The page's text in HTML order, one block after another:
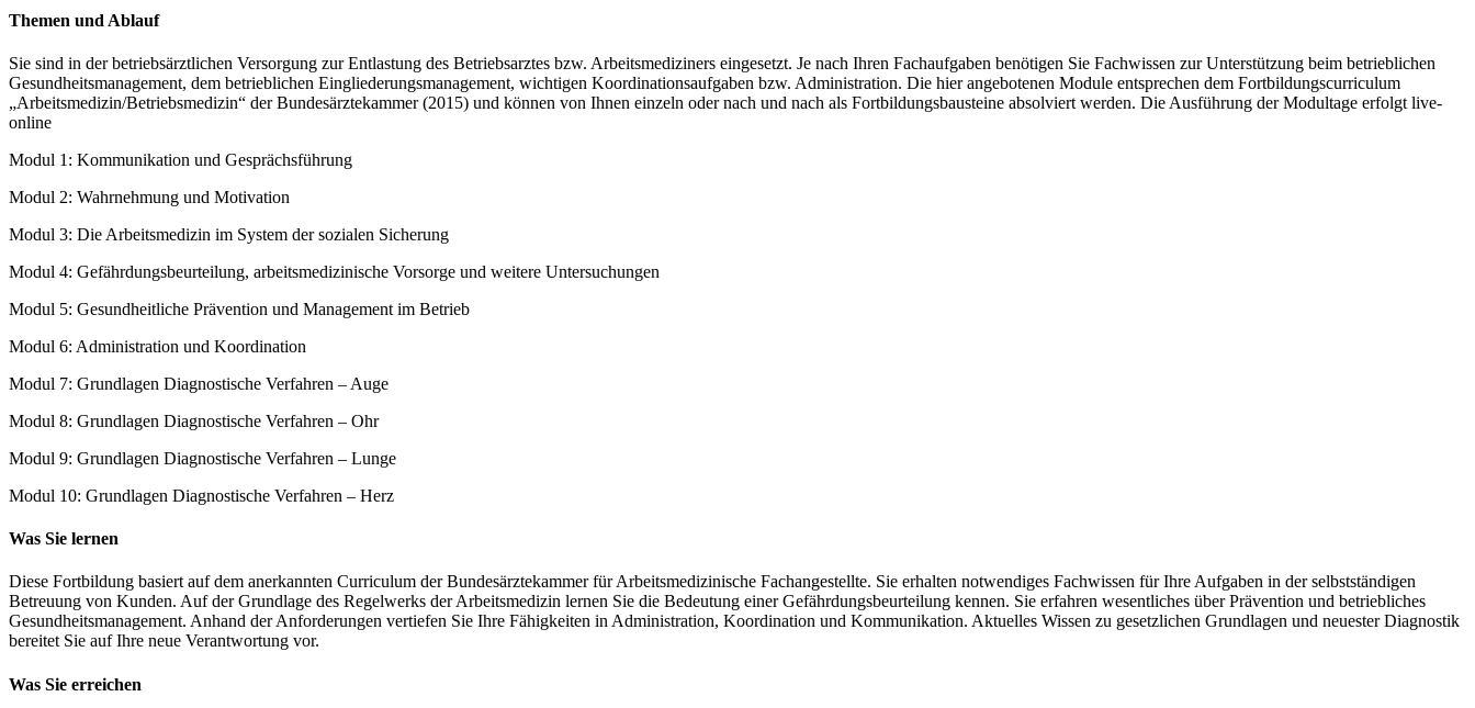
Themen und Ablauf
Sie sind in der betriebsärztlichen Versorgung zur Entlastung des Betriebsarztes bzw. Arbeitsmediziners eingesetzt. Je nach Ihren Fachaufgaben benötigen Sie Fachwissen zur Unterstützung beim betrieblichen
Gesundheitsmanagement, dem betrieblichen Eingliederungsmanagement, wichtigen Koordinationsaufgaben bzw. Administration. Die hier angebotenen Module entsprechen dem Fortbildungscurriculum
„Arbeitsmedizin/Betriebsmedizin“ der Bundesärztekammer (2015) und können von Ihnen einzeln oder nach und nach als Fortbildungsbausteine absolviert werden. Die Ausführung der Modultage erfolgt live-
online
Modul 1: Kommunikation und Gesprächsführung
Modul 2: Wahrnehmung und Motivation
Modul 3: Die Arbeitsmedizin im System der sozialen Sicherung
Modul 4: Gefährdungsbeurteilung, arbeitsmedizinische Vorsorge und weitere Untersuchungen
Modul 5: Gesundheitliche Prävention und Management im Betrieb
Modul 6: Administration und Koordination
Modul 7: Grundlagen Diagnostische Verfahren – Auge
Modul 8: Grundlagen Diagnostische Verfahren – Ohr
Modul 9: Grundlagen Diagnostische Verfahren – Lunge
Modul 10: Grundlagen Diagnostische Verfahren – Herz
Was Sie lernen
Diese Fortbildung basiert auf dem anerkannten Curriculum der Bundesärztekammer für Arbeitsmedizinische Fachangestellte. Sie erhalten notwendiges Fachwissen für Ihre Aufgaben in der selbstständigen
Betreuung von Kunden. Auf der Grundlage des Regelwerks der Arbeitsmedizin lernen Sie die Bedeutung einer Gefährdungsbeurteilung kennen. Sie erfahren wesentliches über Prävention und betriebliches
Gesundheitsmanagement. Anhand der Anforderungen vertiefen Sie Ihre Fähigkeiten in Administration, Koordination und Kommunikation. Aktuelles Wissen zu gesetzlichen Grundlagen und neuester Diagnostik
bereitet Sie auf Ihre neue Verantwortung vor.
Was Sie erreichen